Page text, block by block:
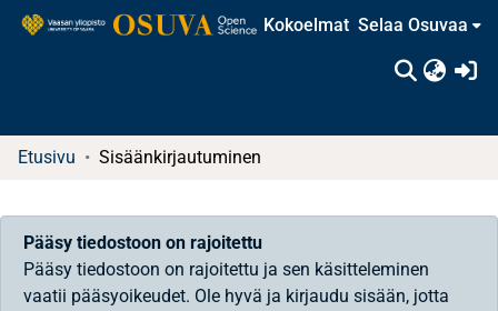
Kokoelmat Selaa Osuvaa
Etusivu Sisäänkirjautuminen
Pääsy tiedostoon on rajoitettu
Pääsy tiedostoon on rajoitettu ja sen käsitteleminen
vaatii pääsyoikeudet. Ole hyvä ja kirjaudu sisään, jotta